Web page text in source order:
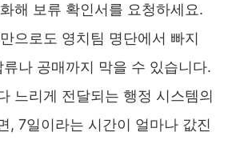
해 보류 확인서를 요청하세요.
으로도 영치팀 명단에서 빠지
나 공매까지 막을 수 있습니다.
느리게 전달되는 행정 시스템의
, 7일이라는 시간이 얼마나 값진